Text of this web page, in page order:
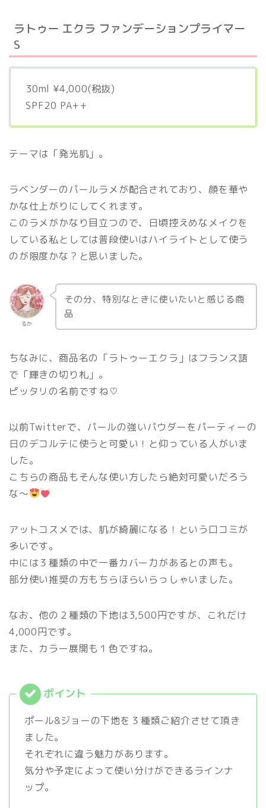
ラトゥー エクラ ファンデーションプライマー
S
30ml ¥4,000(税抜)
SPF20 PA++
テーマは「発光肌」。
ラベンダーのパールラメが配合されており、顔を華や
かな仕上がりにしてくれます。
このラメがかなり目立つので、日頃控えめなメイクを
している私としては普段使いはハイライトとして使う
のが限度かな？と思いました。
るか
その分、特別なときに使いたいと感じる商
品
ちなみに、商品名の「ラトゥーエクラ」はフランス語
で「輝きの切り札」。
ピッタリの名前ですね♡
以前Twitterで、パールの強いパウダーをパーティーの
日のデコルテに使うと可愛い！と仰っている人がいま
した。
こちらの商品もそんな使い方したら絶対可愛いだろう
な〜
アットコスメでは、肌が綺麗になる！という口コミが
多いです。
中には３種類の中で一番カバー力があるとの声も。
部分使い推奨の方もちらほらいらっしゃいました。
なお、他の２種類の下地は3,500円ですが、これだけ
4,000円です。
また、カラー展開も１色ですね。
ポール&ジョーの下地を３種類ご紹介させて頂き
ました。
それぞれに違う魅力があります。
気分や予定によって使い分けができるラインナ
ップ。